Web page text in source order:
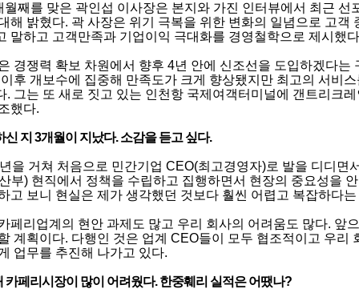
월째를 맞은 곽인섭 이사장은 본지와 가진 인터뷰에서 최근 선
해 밝혔다. 곽 사장은 위기 극복을 위한 변화의 일념으로 고객
말하고 고객만족과 기업이익 극대화를 경영철학으로 제시했
경쟁력 확보 차원에서 향후 4년 안에 신조선을 도입하겠다는
후 개보수에 집중해 만족도가 크게 향상됐지만 최고의 서비
. 그는 또 새로 짓고 있는 인천항 국제여객터미널에 갠트리크
했다.
신 지 3개월이 지났다. 소감을 듣고 싶다.
을 거쳐 처음으로 민간기업 CEO(최고경영자)로 발을 디디면
부) 현직에서 정책을 수립하고 집행하면서 현장의 중요성을
고 보니 현실은 제가 생각했던 것보다 훨씬 어렵고 복잡하다
페리업계의 현안 과제도 많고 우리 회사의 어려움도 많다. 앞
계획이다. 다행인 것은 업계 CEO들이 모두 협조적이고 우리
업무를 추진해 나가고 있다.
카페리시장이 많이 어려웠다. 한중훼리 실적은 어땠나?